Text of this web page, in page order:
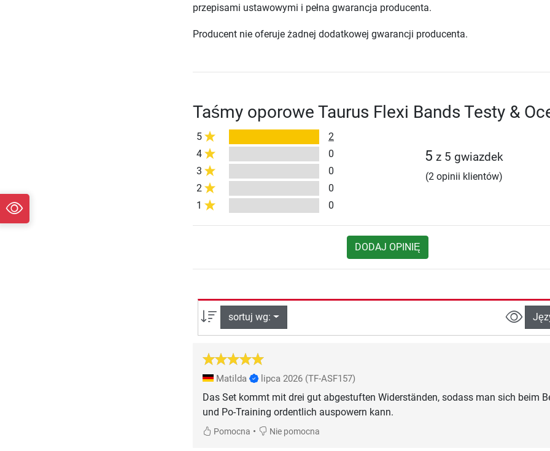
przepisami ustawowymi i pełna gwarancja producenta.
Producent nie oferuje żadnej dodatkowej gwarancji producenta.
Taśmy oporowe Taurus Flexi Bands Testy &
5
2
4
0
3
0
2
0
1
0
5 z 5 gwiazdek
(2 opinii klientów)
DODAJ OPINIĘ
sortuj wg:
Matilda lipca 2026 (TF-ASF157)
Das Set kommt mit drei gut abgestuften Widerständen, sodass man sich beim
und Po-Training ordentlich auspowern kann.
Pomocna • Nie pomocna